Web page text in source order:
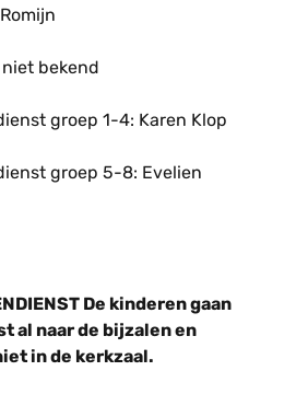
bekend
groep 1-4: Karen Klop
groep 5-8: Evelien
De kinderen gaan
al naar de bijzalen en
in de kerkzaal.